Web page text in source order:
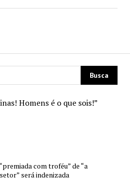
Homens é o que sois!”
com troféu” de “a
será indenizada